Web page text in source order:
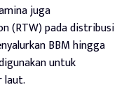
juga
(RTW) pada distribusi
BBM hingga
untuk
laut.